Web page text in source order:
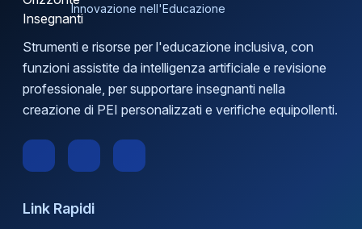
Innovazione nell'Educazione
Strumenti e risorse per l'educazione inclusiva, con
funzioni assistite da intelligenza artificiale e revisione
professionale, per supportare insegnanti nella
creazione di PEI personalizzati e verifiche equipollenti.
Link Rapidi